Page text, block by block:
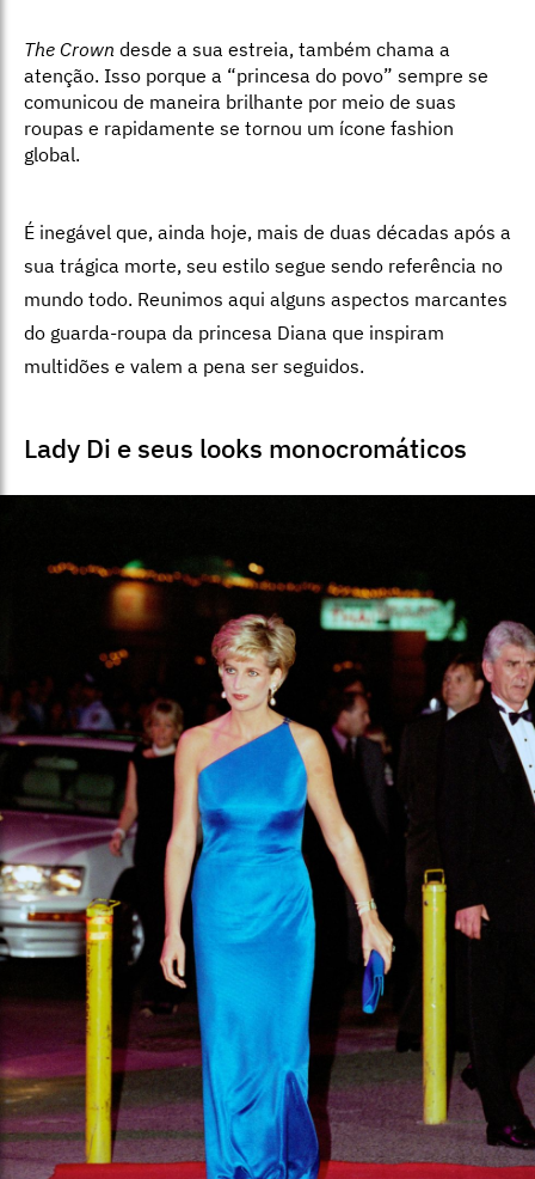
The Crown desde a sua estreia, também chama a
atenção. Isso porque a “princesa do povo” sempre se
comunicou de maneira brilhante por meio de suas
roupas e rapidamente se tornou um ícone fashion
global.
É inegável que, ainda hoje, mais de duas décadas após a
sua trágica morte, seu estilo segue sendo referência no
mundo todo. Reunimos aqui alguns aspectos marcantes
do guarda-roupa da princesa Diana que inspiram
multidões e valem a pena ser seguidos.
Lady Di e seus looks monocromáticos